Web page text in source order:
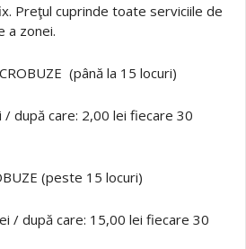
Preţul cuprinde toate serviciile de
a zonei.
(până la 15 locuri)
după care: 2,00 lei fiecare 30
(peste 15 locuri)
/ după care: 15,00 lei fiecare 30